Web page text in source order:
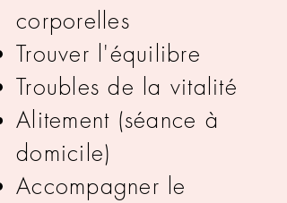
corporelles
Trouver l'équilibre
Troubles de la vitalité
Alitement (séance à
domicile)
Accompagner le